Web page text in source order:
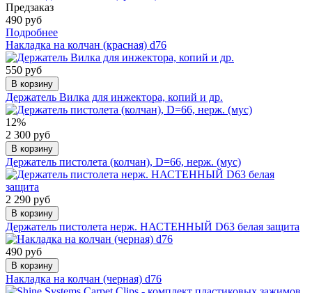
Предзаказ
490 руб
Подробнее
Накладка на колчан (красная) d76
550 руб
В корзину
Держатель Вилка для инжектора, копий и др.
12%
2 300 руб
В корзину
Держатель пистолета (колчан), D=66, нерж. (мус)
2 290 руб
В корзину
Держатель пистолета нерж. НАСТЕННЫЙ D63 белая защита
490 руб
В корзину
Накладка на колчан (черная) d76